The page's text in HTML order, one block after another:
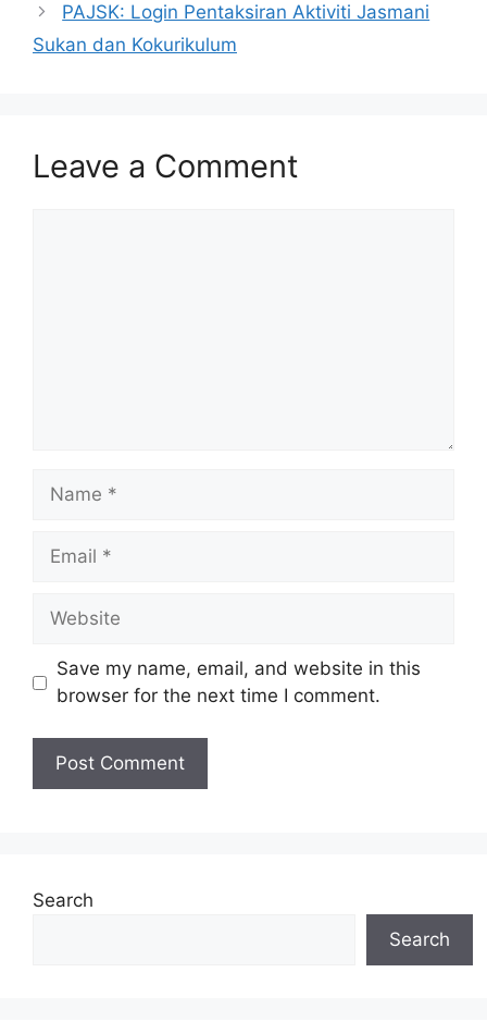
PAJSK: Login Pentaksiran Aktiviti Jasmani
Sukan dan Kokurikulum
Leave a Comment
Name
Email
Website
Save my name, email, and website in this
browser for the next time I comment.
Search
Search